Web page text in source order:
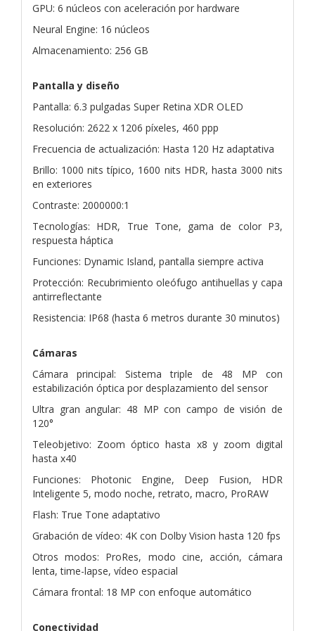
GPU: 6 núcleos con aceleración por hardware
Neural Engine: 16 núcleos
Almacenamiento: 256 GB
Pantalla y diseño
Pantalla: 6.3 pulgadas Super Retina XDR OLED
Resolución: 2622 x 1206 píxeles, 460 ppp
Frecuencia de actualización: Hasta 120 Hz adaptativa
Brillo: 1000 nits típico, 1600 nits HDR, hasta 3000 nits
en exteriores
Contraste: 2000000:1
Tecnologías: HDR, True Tone, gama de color P3,
respuesta háptica
Funciones: Dynamic Island, pantalla siempre activa
Protección: Recubrimiento oleófugo antihuellas y capa
antirreflectante
Resistencia: IP68 (hasta 6 metros durante 30 minutos)
Cámaras
Cámara principal: Sistema triple de 48 MP con
estabilización óptica por desplazamiento del sensor
Ultra gran angular: 48 MP con campo de visión de
120°
Teleobjetivo: Zoom óptico hasta x8 y zoom digital
hasta x40
Funciones: Photonic Engine, Deep Fusion, HDR
Inteligente 5, modo noche, retrato, macro, ProRAW
Flash: True Tone adaptativo
Grabación de vídeo: 4K con Dolby Vision hasta 120 fps
Otros modos: ProRes, modo cine, acción, cámara
lenta, time-lapse, vídeo espacial
Cámara frontal: 18 MP con enfoque automático
Conectividad